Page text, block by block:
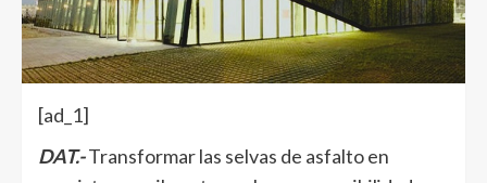
[ad_1]
DAT.-Transformar las selvas de asfalto en